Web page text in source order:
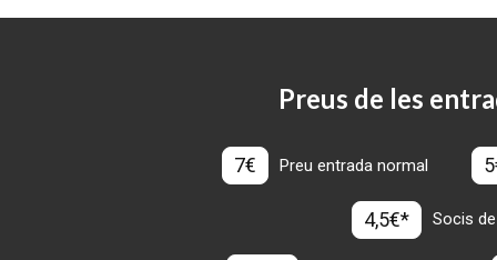
Preus de les
7€ Preu entrada normal
4,5€* Socis